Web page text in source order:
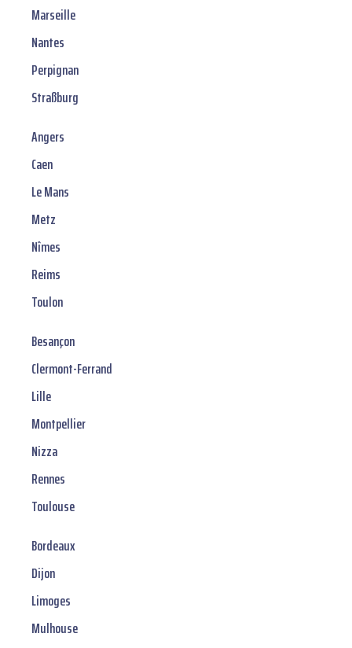
Marseille
Nantes
Perpignan
Straßburg
Angers
Caen
Le Mans
Metz
Nîmes
Reims
Toulon
Besançon
Clermont-Ferrand
Lille
Montpellier
Nizza
Rennes
Toulouse
Bordeaux
Dijon
Limoges
Mulhouse